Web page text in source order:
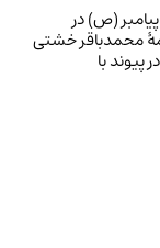
(ص) در
محمدباقر خشتی
پیوند با